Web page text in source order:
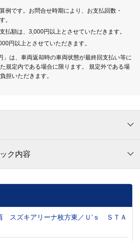
例です。お問合せ時期により、お支払回数・
。
払額は、3,000円以上とさせていただきます。
円以上とさせていただきます。
」は、車両返却時の車両状態が最終回支払い等に
規定内である場合に限ります。 規定外である場
担いただきます。
ク内容
スズキアリーナ枚方東／Ｕ’ｓ ＳＴＡ